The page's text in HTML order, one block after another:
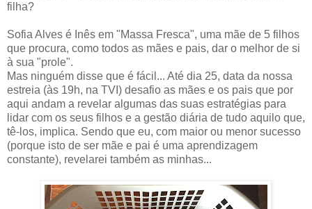
filha?
Sofia Alves é Inês em "Massa Fresca", uma mãe de 5 filhos
que procura, como todos as mães e pais, dar o melhor de si
à sua "prole".
Mas ninguém disse que é fácil... Até dia 25, data da nossa
estreia (às 19h, na TVI) desafio as mães e os pais que por
aqui andam a revelar algumas das suas estratégias para
lidar com os seus filhos e a gestão diária de tudo aquilo que,
tê-los, implica. Sendo que eu, com maior ou menor sucesso
(porque isto de ser mãe e pai é uma aprendizagem
constante), revelarei também as minhas...